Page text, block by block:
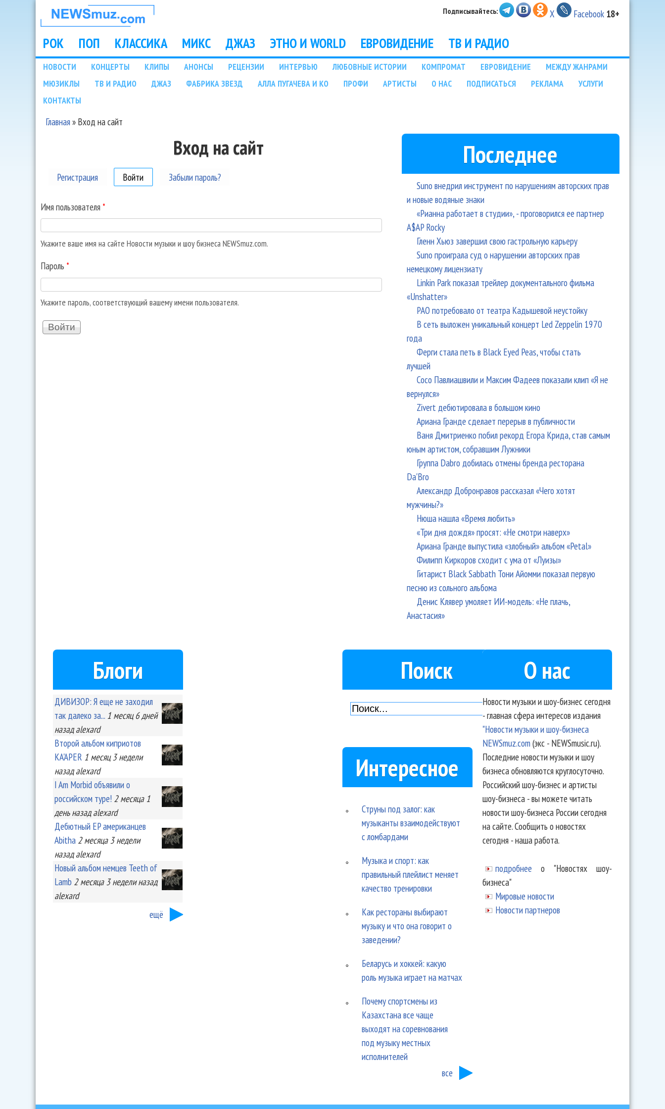
НОВОСТИ
МУЗЫКИ И
ШОУ БИЗНЕСА
NEWSMUZ.COM
Подписывайтесь: X Facebook 18+
Main menu
РОК ПОП КЛАССИКА МИКС ДЖАЗ ЭТНО И WORLD ЕВРОВИДЕНИЕ ТВ И РАДИО
Подразделы
НОВОСТИ КОНЦЕРТЫ КЛИПЫ АНОНСЫ РЕЦЕНЗИИ ИНТЕРВЬЮ ЛЮБОВНЫЕ ИСТОРИИ КОМПРОМАТ ЕВРОВИДЕНИЕ
МЕЖДУ ЖАНРАМИ
МЮЗИКЛЫ
ТВ И РАДИО ДЖАЗ ФАБРИКА ЗВЕЗД АЛЛА ПУГАЧЕВА И КО ПРОФИ АРТИСТЫ О НАС ПОДПИСАТЬСЯ РЕКЛАМА
УСЛУГИ
КОНТАКТЫ
Вы здесь
Главная» Вход на сайт
Вход на сайт
Регистрация Войти (активная вкладка)
Забыли пароль?
Имя пользователя *
Укажите ваше имя на сайте Новости музыки и шоу бизнеса NEWSmuz.com.
Пароль *
Укажите пароль, соответствующий вашему имени пользователя.
Последнее
Suno внедрил инструмент по нарушениям авторских прав
и новые водяные знаки
«Рианна работает в студии», - проговорился ее партнер
A$AP Rocky
Гленн Хьюз завершил свою гастрольную карьеру
Suno проиграла суд о нарушении авторских прав
немецкому лицензиату
Linkin Park показал трейлер документального фильма
«Unshatter»
РАО потребовало от театра Кадышевой неустойку
В сеть выложен уникальный концерт Led Zeppelin 1970
года
Ферги стала петь в Black Eyed Peas, чтобы стать
лучшей
Сосо Павлиашвили и Максим Фадеев показали клип «Я не
вернулся»
Zivert дебютировала в большом кино
Ариана Гранде сделает перерыв в публичности
Ваня Дмитриенко побил рекорд Егора Крида, став самым
юным артистом, собравшим Лужники
Группа Dabro добилась отмены бренда ресторана
Da'Bro
Александр Добронравов рассказал «Чего хотят
мужчины?»
Нюша нашла «Время любить»
«Три дня дождя» просят: «Не смотри наверх»
Ариана Гранде выпустила «злобный» альбом «Petal»
Филипп Киркоров сходит с ума от «Луизы»
Гитарист Black Sabbath Тони Айомми показал первую
песню из сольного альбома
Денис Клявер умоляет ИИ-модель: «Не плачь,
Анастасия»
Блоги
ДИВИЗОР: Я еще не заходил
так далеко за... 1 месяц 6 дней
назад alexard
Второй альбом киприотов
KA'APER 1 месяц 3 недели
назад alexard
I Am Morbid объявили о
российском туре! 2 месяца 1
деньназад alexard
Дебютный EP американцев
Abitha 2 месяца 3 недели
назад alexard
Новый альбом немцев Teeth of
Lamb 2 месяца 3 неделиназад
alexard
ещё
Поиск
Интересное
Струны под залог: как
музыканты взаимодействуют
с ломбардами
Музыка и спорт: как
правильный плейлист меняет
качество тренировки
Как рестораны выбирают
музыку и что она говорит о
заведении?
Беларусь и хоккей: какую
роль музыка играет на матчах
Почему спортсмены из
Казахстана все чаще
выходят на соревнования
под музыку местных
исполнителей
все
О нас
Новости музыки и шоу-бизнес сегодня
- главная сфера интересов издания
"Новости музыки и шоу-бизнеса
NEWSmuz.com(экс - NEWSmusic.ru).
Последние новости музыки и шоу
бизнеса обновляются круглосуточно.
Российский шоу-бизнес и артисты
шоу-бизнеса - вы можете читать
новости шоу-бизнеса России сегодня
на сайте. Сообщить о новостях
сегодня - наша работа.
подробнее о "Новостях шоу-
бизнеса"
Мировые новости
Новости партнеров